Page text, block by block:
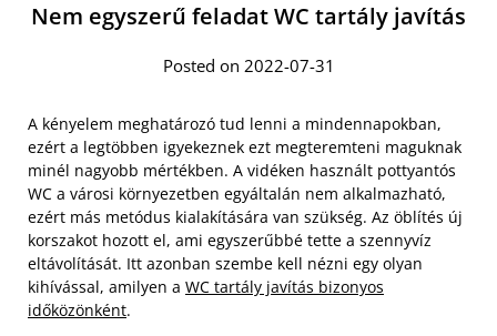
Nem egyszerű feladat WC tartály javítás
Posted on 2022-07-31
A kényelem meghatározó tud lenni a mindennapokban,
ezért a legtöbben igyekeznek ezt megteremteni maguknak
minél nagyobb mértékben. A vidéken használt pottyantós
WC a városi környezetben egyáltalán nem alkalmazható,
ezért más metódus kialakítására van szükség. Az öblítés új
korszakot hozott el, ami egyszerűbbé tette a szennyvíz
eltávolítását. Itt azonban szembe kell nézni egy olyan
kihívással, amilyen a WC tartály javítás bizonyos
időközönként.